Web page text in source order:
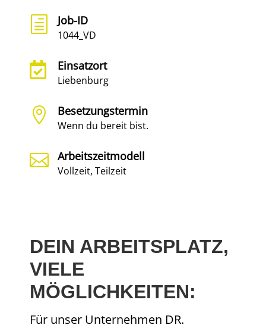
h Job-ID
1044_VD
 Einsatzort
Liebenburg
 Besetzungstermin
Wenn du bereit bist.
 Arbeitszeitmodell
Vollzeit, Teilzeit
DEIN ARBEITSPLATZ,
VIELE
MÖGLICHKEITEN:
Für unser Unternehmen DR.